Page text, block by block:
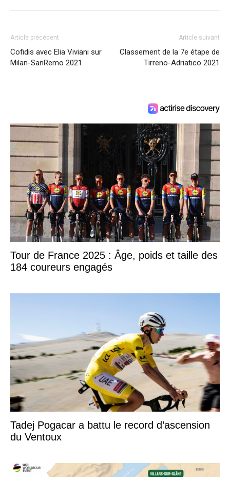
Article précédent
Cofidis avec Elia Viviani sur
Milan-SanRemo 2021
Article suivant
Classement de la 7e étape de
Tirreno-Adriatico 2021
Tour de France 2025 : Âge, poids et taille des
184 coureurs engagés
Tadej Pogacar a battu le record d’ascension
du Ventoux